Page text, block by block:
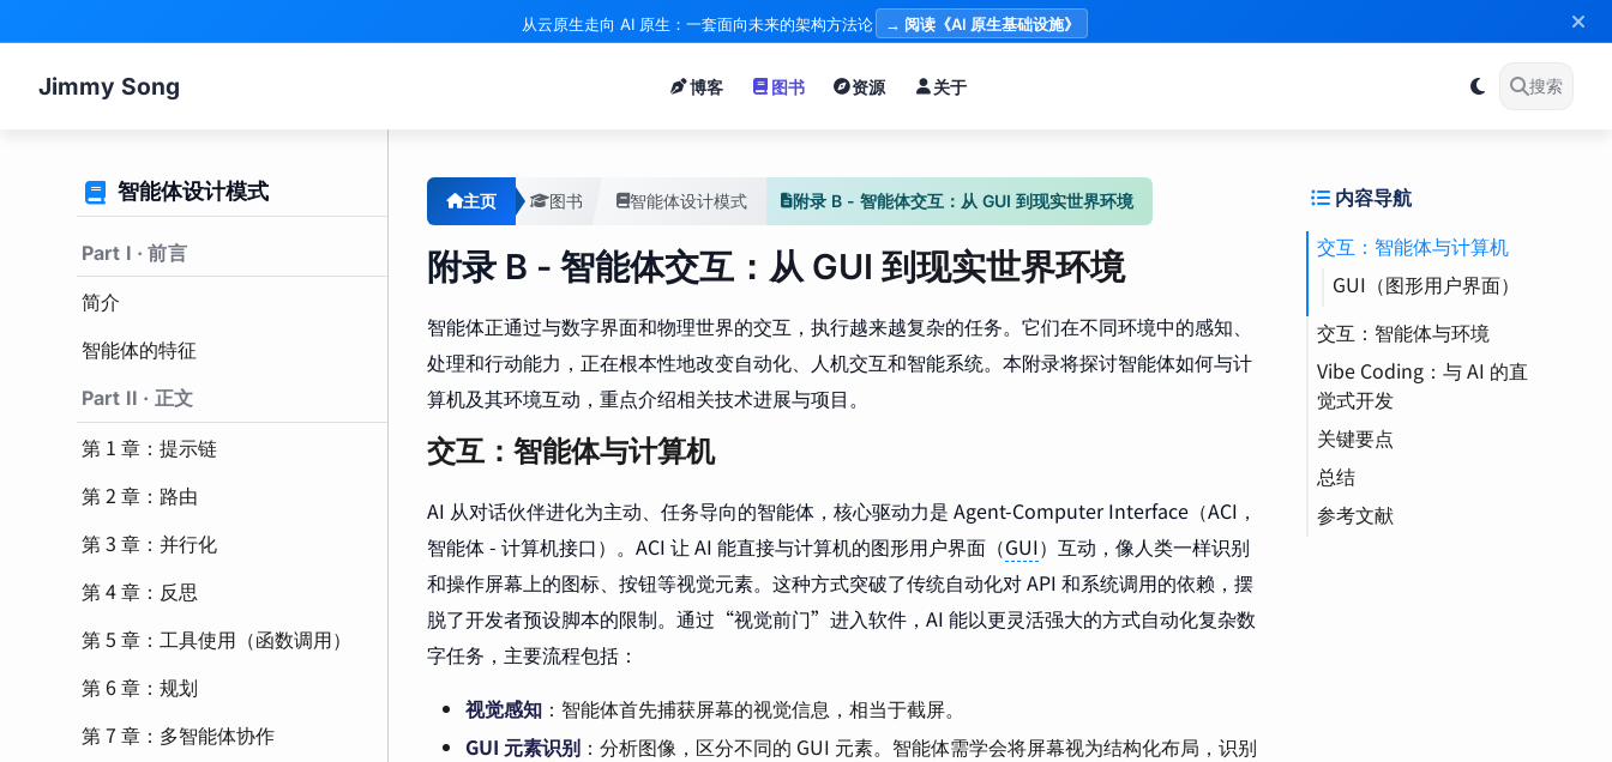
从云原生走向 AI 原生：一套面向未来的架构方法论 → 阅读《AI 原生基础设施》
Jimmy Song 博客 图书 资源 关于 搜索
智能体设计模式
Part I · 前言
简介
智能体的特征
Part II · 正文
第 1 章：提示链
第 2 章：路由
第 3 章：并行化
第 4 章：反思
第 5 章：工具使用（函数调用）
第 6 章：规划
第 7 章：多智能体协作
主页 图书 智能体设计模式 附录 B - 智能体交互：从 GUI 到现实世界环境
附录 B - 智能体交互：从 GUI 到现实世界环境
智能体正通过与数字界面和物理世界的交互，执行越来越复杂的任务。它们在不同环境中的感知、
处理和行动能力，正在根本性地改变自动化、人机交互和智能系统。本附录将探讨智能体如何与计
算机及其环境互动，重点介绍相关技术进展与项目。
交互：智能体与计算机
AI 从对话伙伴进化为主动、任务导向的智能体，核心驱动力是 Agent-Computer Interface（ACI，
智能体 - 计算机接口）。ACI 让 AI 能直接与计算机的图形用户界面（GUI）互动，像人类一样识别
和操作屏幕上的图标、按钮等视觉元素。这种方式突破了传统自动化对 API 和系统调用的依赖，摆
脱了开发者预设脚本的限制。通过“视觉前门”进入软件，AI 能以更灵活强大的方式自动化复杂数
字任务，主要流程包括：
视觉感知 ：智能体首先捕获屏幕的视觉信息，相当于截屏。
GUI 元素识别 ：分析图像，区分不同的 GUI 元素。智能体需学会将屏幕视为结构化布局，识别
内容导航
交互：智能体与计算机
GUI（图形用户界面）
LLM（大语言模型）
Operator（运算器）
交互：智能体与环境
Vibe Coding：与 AI 的直
觉式开发
Vibe Coding（氛围编
程）
关键要点
总结
参考文献